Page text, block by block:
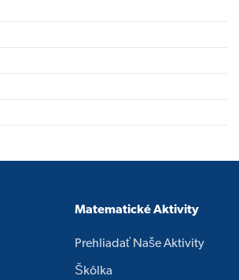
Matematické Aktivity
Prehliadať Naše Aktivity
Škôlka